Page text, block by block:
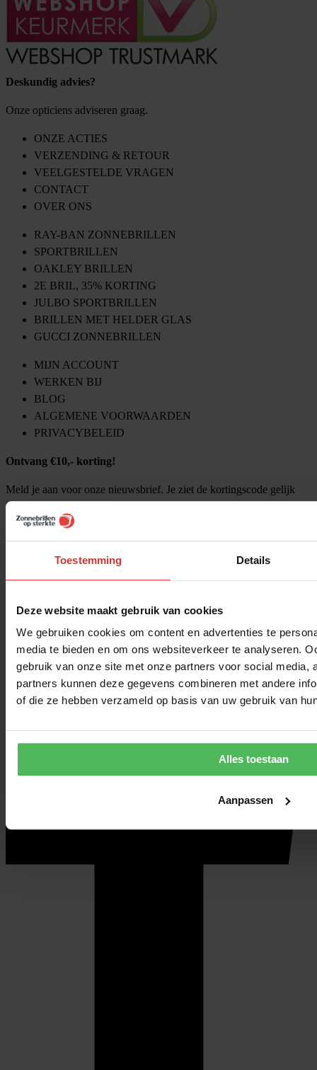
Toestemming Details
Deze website maakt gebruik van cookies
We gebruiken cookies om content en advertenties te
media te bieden en om ons websiteverkeer te analyseren.
gebruik van onze site met onze partners voor social media,
partners kunnen deze gegevens combineren met andere
of die ze hebben verzameld op basis van uw gebruik van
Alles toestaan
Aanpassen
Deskundig advies?
Onze opticiens adviseren graag.
ONZE ACTIES
VERZENDING & RETOUR
VEELGESTELDE VRAGEN
CONTACT
OVER ONS
RAY-BAN ZONNEBRILLEN
SPORTBRILLEN
OAKLEY BRILLEN
2E BRIL, 35% KORTING
JULBO SPORTBRILLEN
BRILLEN MET HELDER GLAS
GUCCI ZONNEBRILLEN
MIJN ACCOUNT
WERKEN BIJ
BLOG
ALGEMENE VOORWAARDEN
PRIVACYBELEID
Ontvang €10,- korting!
Meld je aan voor onze nieuwsbrief. Je ziet de kortingscode gelijk
hieronder!